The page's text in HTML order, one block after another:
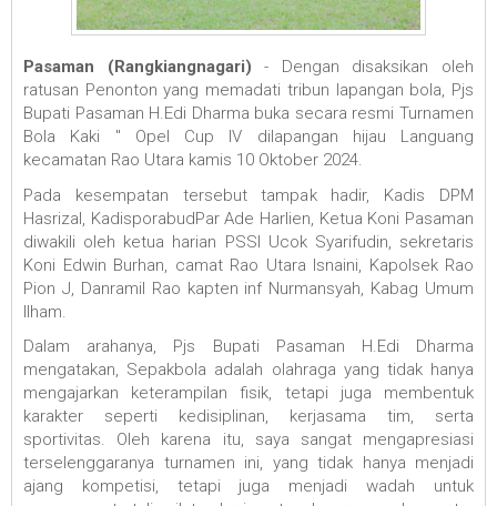
Pasaman (Rangkiangnagari) - Dengan disaksikan oleh
ratusan Penonton yang memadati tribun lapangan bola, Pjs
Bupati Pasaman H.Edi Dharma buka secara resmi Turnamen
Bola Kaki " Opel Cup IV dilapangan hijau Languang
kecamatan Rao Utara kamis 10 Oktober 2024.
Pada kesempatan tersebut tampak hadir, Kadis DPM
Hasrizal, KadisporabudPar Ade Harlien, Ketua Koni Pasaman
diwakili oleh ketua harian PSSI Ucok Syarifudin, sekretaris
Koni Edwin Burhan, camat Rao Utara Isnaini, Kapolsek Rao
Pion J, Danramil Rao kapten inf Nurmansyah, Kabag Umum
Ilham.
Dalam arahanya, Pjs Bupati Pasaman H.Edi Dharma
mengatakan, Sepakbola adalah olahraga yang tidak hanya
mengajarkan keterampilan fisik, tetapi juga membentuk
karakter seperti kedisiplinan, kerjasama tim, serta
sportivitas. Oleh karena itu, saya sangat mengapresiasi
terselenggaranya turnamen ini, yang tidak hanya menjadi
ajang kompetisi, tetapi juga menjadi wadah untuk